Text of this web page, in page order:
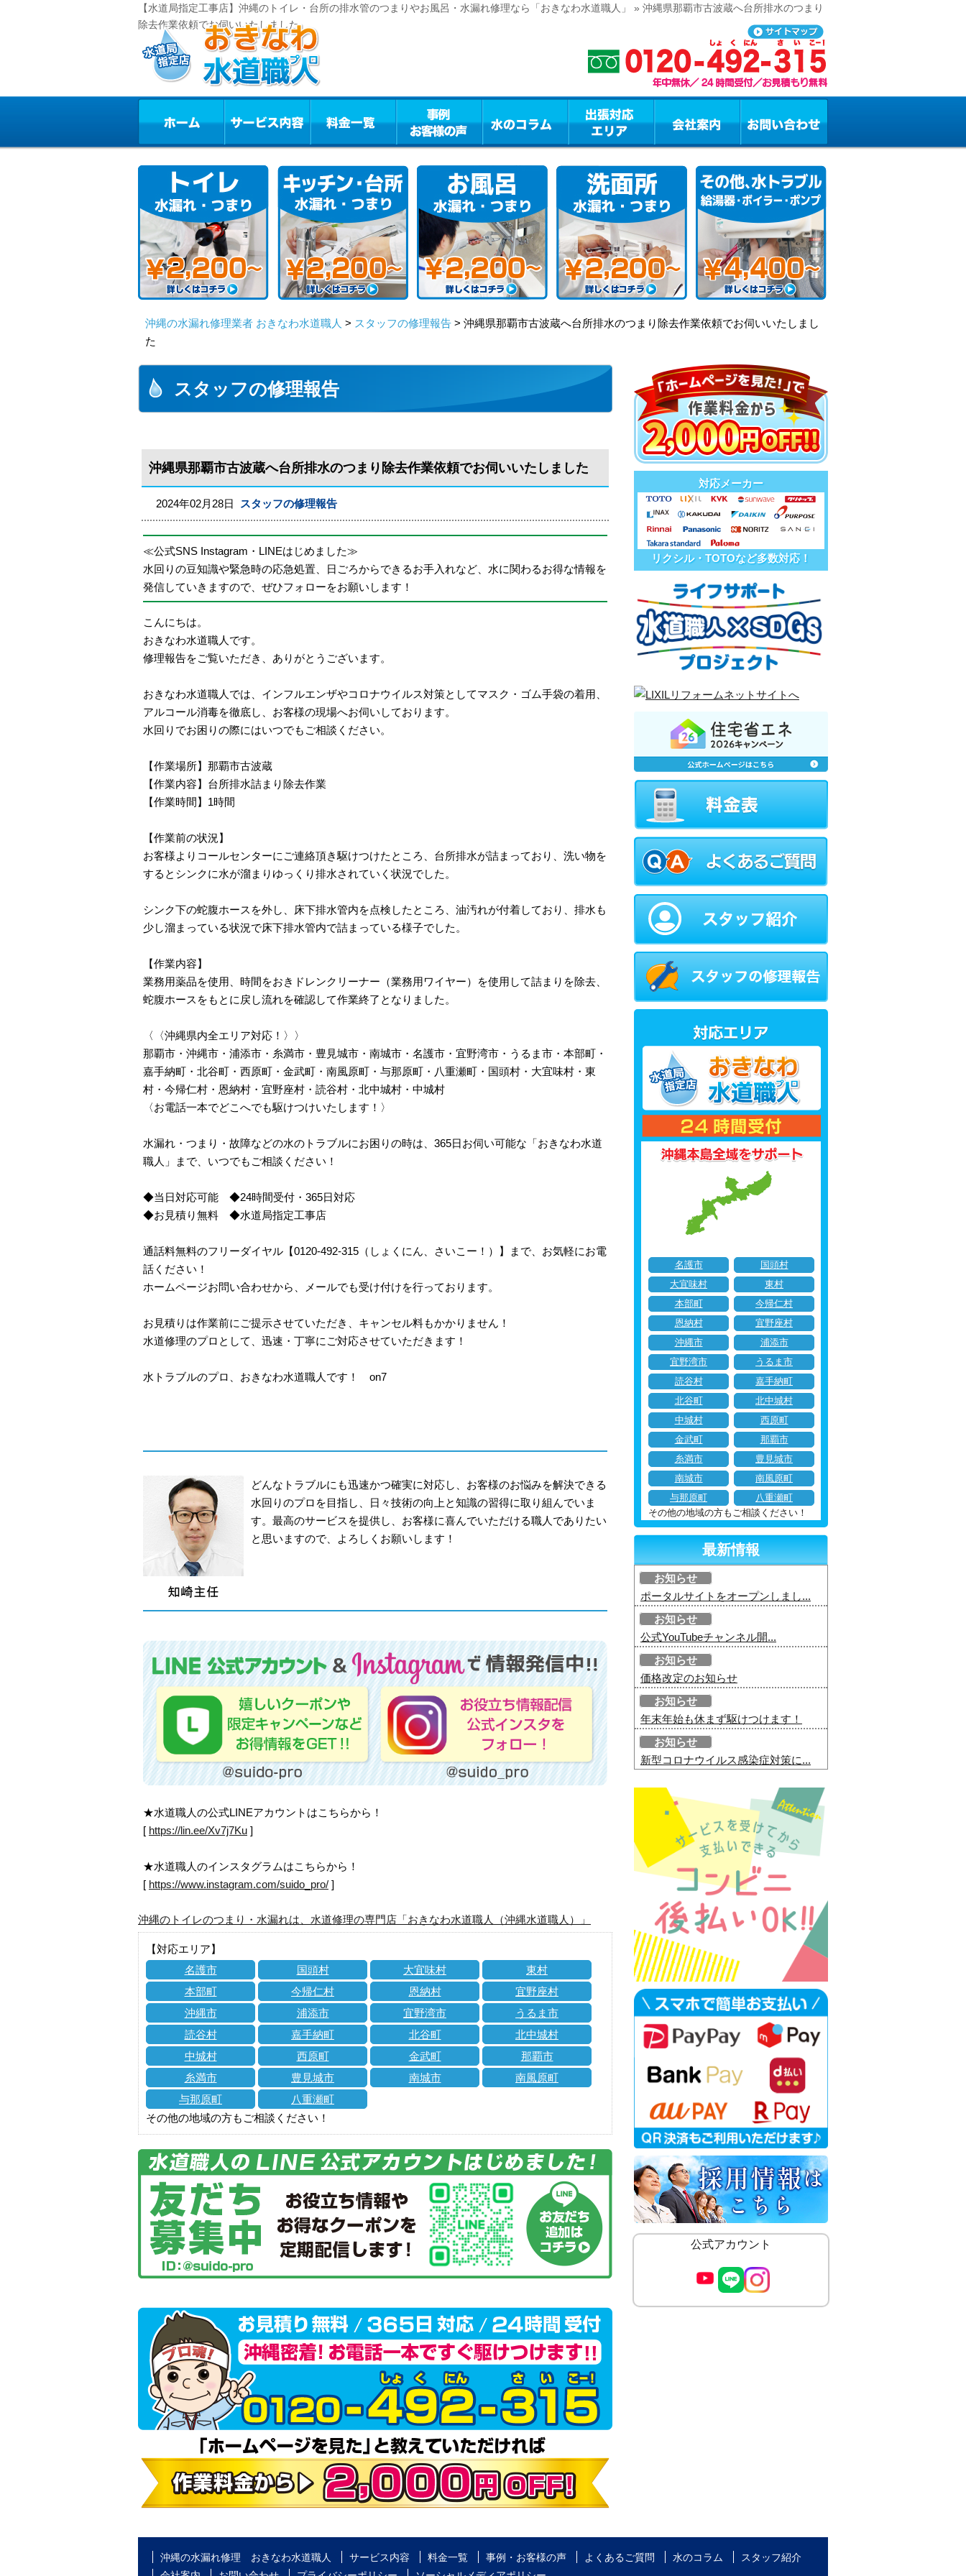
【水道局指定工事店】沖縄のトイレ・台所の排水管のつまりやお風呂・水漏れ修理なら「おきなわ水道職人」 » 沖縄県那覇市古波蔵へ台所排水のつまり
除去作業依頼でお伺いいたしました
沖縄の水漏れ修理業者 おきなわ水道職人 > スタッフの修理報告 > 沖縄県那覇市古波蔵へ台所排水のつまり除去作業依頼でお伺いいたしまし
た
スタッフの修理報告
沖縄県那覇市古波蔵へ台所排水のつまり除去作業依頼でお伺いいたしました
2024年02月28日 スタッフの修理報告
≪公式SNS Instagram・LINEはじめました≫
水回りの豆知識や緊急時の応急処置、日ごろからできるお手入れなど、水に関わるお得な情報を
発信していきますので、ぜひフォローをお願いします！
こんにちは。
おきなわ水道職人です。
修理報告をご覧いただき、ありがとうございます。
おきなわ水道職人では、インフルエンザやコロナウイルス対策としてマスク・ゴム手袋の着用、
アルコール消毒を徹底し、お客様の現場へお伺いしております。
水回りでお困りの際にはいつでもご相談ください。
【作業場所】那覇市古波蔵
【作業内容】台所排水詰まり除去作業
【作業時間】1時間
【作業前の状況】
お客様よりコールセンターにご連絡頂き駆けつけたところ、台所排水が詰まっており、洗い物を
するとシンクに水が溜まりゆっくり排水されていく状況でした。
シンク下の蛇腹ホースを外し、床下排水管内を点検したところ、油汚れが付着しており、排水も
少し溜まっている状況で床下排水管内で詰まっている様子でした。
【作業内容】
業務用薬品を使用、時間をおきドレンクリーナー（業務用ワイヤー）を使用して詰まりを除去、
蛇腹ホースをもとに戻し流れを確認して作業終了となりました。
〈〈沖縄県内全エリア対応！〉〉
那覇市・沖縄市・浦添市・糸満市・豊見城市・南城市・名護市・宜野湾市・うるま市・本部町・
嘉手納町・北谷町・西原町・金武町・南風原町・与那原町・八重瀬町・国頭村・大宜味村・東
村・今帰仁村・恩納村・宜野座村・読谷村・北中城村・中城村
〈お電話一本でどこへでも駆けつけいたします！〉
水漏れ・つまり・故障などの水のトラブルにお困りの時は、365日お伺い可能な「おきなわ水道
職人」まで、いつでもご相談ください！
◆当日対応可能 ◆24時間受付・365日対応
◆お見積り無料 ◆水道局指定工事店
通話料無料のフリーダイヤル【0120-492-315（しょくにん、さいこー！）】まで、お気軽にお電
話ください！
ホームページお問い合わせから、メールでも受け付けを行っております。
お見積りは作業前にご提示させていただき、キャンセル料もかかりません！
水道修理のプロとして、迅速・丁寧にご対応させていただきます！
水トラブルのプロ、おきなわ水道職人です！ on7
どんなトラブルにも迅速かつ確実に対応し、お客様のお悩みを解決できる
水回りのプロを目指し、日々技術の向上と知識の習得に取り組んでいま
す。最高のサービスを提供し、お客様に喜んでいただける職人でありたい
と思いますので、よろしくお願いします！
★水道職人の公式LINEアカウントはこちらから！
[ https://lin.ee/Xv7j7Ku ]
★水道職人のインスタグラムはこちらから！
[ https://www.instagram.com/suido_pro/ ]
沖縄のトイレのつまり・水漏れは、水道修理の専門店「おきなわ水道職人（沖縄水道職人）」
【対応エリア】
名護市
国頭村 大宜味村
東村
本部町
今帰仁村 恩納村
宜野座村
沖縄市
浦添市 宜野湾市
うるま市
読谷村
嘉手納町 北谷町
北中城村
中城村
西原町 金武町
那覇市
糸満市
豊見城市 南城市
南風原町
与那原町
八重瀬町
その他の地域の方もご相談ください！
対応メーカー
リクシル・TOTOなど多数対応！
名護市
国頭村
大宜味村
東村
本部町
今帰仁村
恩納村
宜野座村
沖縄市
浦添市
宜野湾市
うるま市
読谷村
嘉手納町
北谷町
北中城村
中城村
西原町
金武町
那覇市
糸満市
豊見城市
南城市
南風原町
与那原町
八重瀬町
その他の地域の方もご相談ください！
最新情報
お知らせ
ポータルサイトをオープンしまし...
お知らせ
公式YouTubeチャンネル開...
お知らせ
価格改定のお知らせ
お知らせ
年末年始も休まず駆けつけます！
お知らせ
新型コロナウイルス感染症対策に...
公式アカウント
沖縄の水漏れ修理 おきなわ水道職人 サービス内容 料金一覧 事例・お客様の声 よくあるご質問 水のコラム
スタッフ紹介